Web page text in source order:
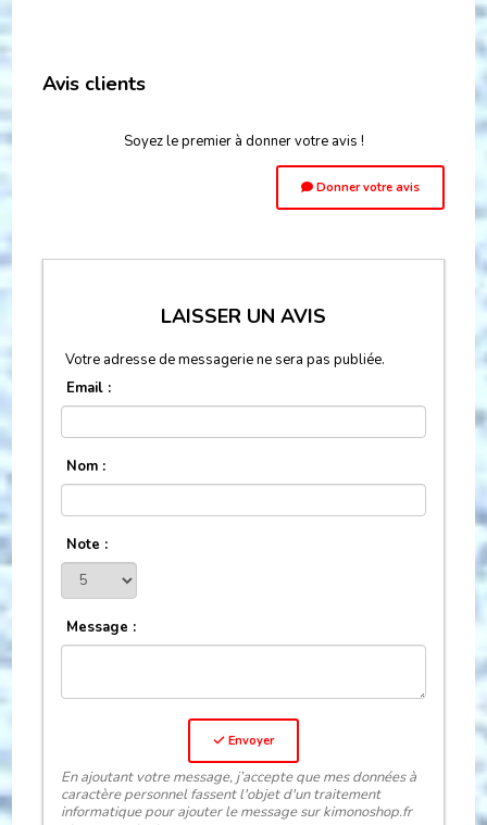
Avis clients
Soyez le premier à donner votre avis !
Donner votre avis
LAISSER UN AVIS
Votre adresse de messagerie ne sera pas publiée.
Email :
Nom :
Note :
Message :
Envoyer
En ajoutant votre message, j’accepte que mes données à
caractère personnel fassent l'objet d'un traitement
informatique pour ajouter le message sur kimonoshop.fr